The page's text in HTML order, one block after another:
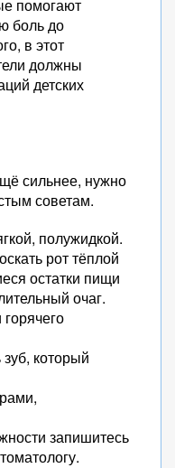
помогают
боль до
в этот
должны
детских
сильнее, нужно
советам.
полужидкой.
рот тёплой
остатки пищи
очаг.
который
запишитесь